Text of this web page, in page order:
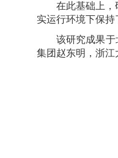
在此基础上，
实运行环境下保
该研究成果于
集团赵东明，浙江